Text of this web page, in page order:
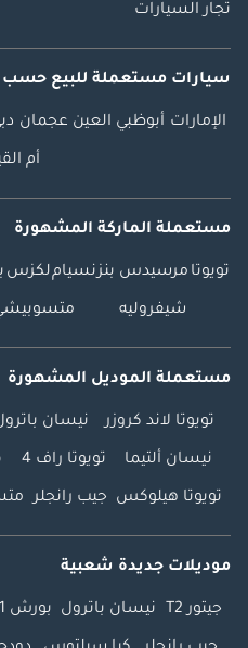
تجار السيارات
سيارات مستعملة للبيع حسب
الإمارات أبوظبي العين عجمان
أم
مستعملة الماركة المشهورة
تويوتا مرسيدس بنزنسياملكزس
شيفروليه
مستعملة الموديل المشهورة
تويوتا لاند كروزر نيسان
نيسان ألتيما تويوتا راف 4
تويوتا هيلوكس جيب رانجلر
موديلات جديدة شعبية
جيتور T2 نيسان باترول بورش 911